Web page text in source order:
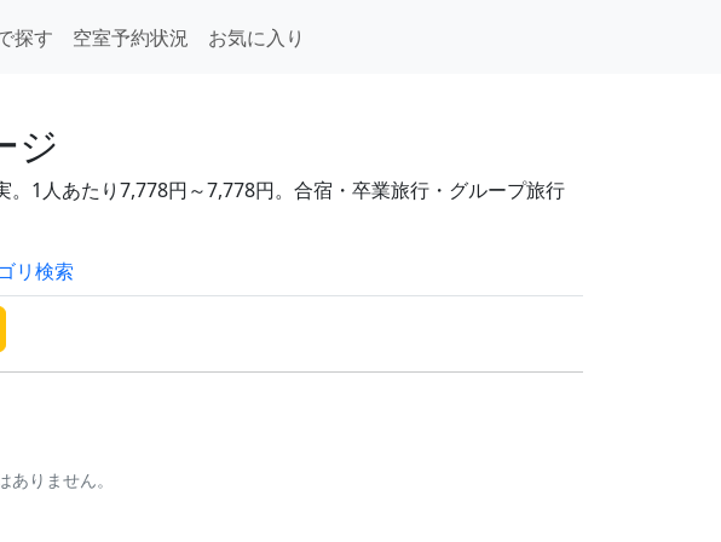
探す 空室予約状況
お気に入り
ジ
1人あたり7,778円～7,778円。合宿・卒業旅行・グループ旅行
リ検索
りません。